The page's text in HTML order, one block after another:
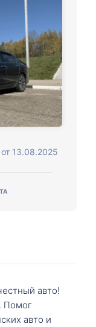
13.08.2025
авто!
Помог
авто и